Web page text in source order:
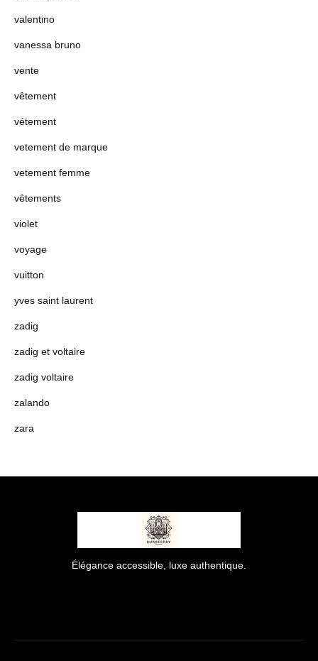
valentino
vanessa bruno
vente
vêtement
vétement
vetement de marque
vetement femme
vêtements
violet
voyage
vuitton
yves saint laurent
zadig
zadig et voltaire
zadig voltaire
zalando
zara
Élégance accessible, luxe authentique.